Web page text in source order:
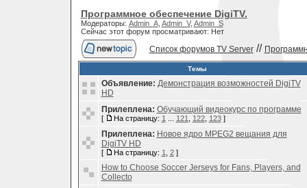
Программное обеспечение DigiTV.
Модераторы: Admin_A, Admin_V, Admin_S
Сейчас этот форум просматривают: Нет
Список форумов TV Server//
Темы
Объявление: Демонстрация возможностей DigiTV
HD
Прилеплена: Обучающий видеокурс по программе
[ На страницу: 1 121 122, 123]
Прилеплена: Новое ядро MPEG2 вещания для
DigiTV HD
[ На страницу: 1 2]
How to Choose Soccer Jerseys for Fans, Players, and
Collecto